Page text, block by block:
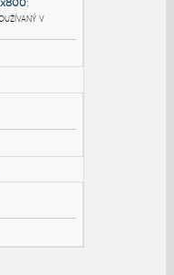
:
používaný v